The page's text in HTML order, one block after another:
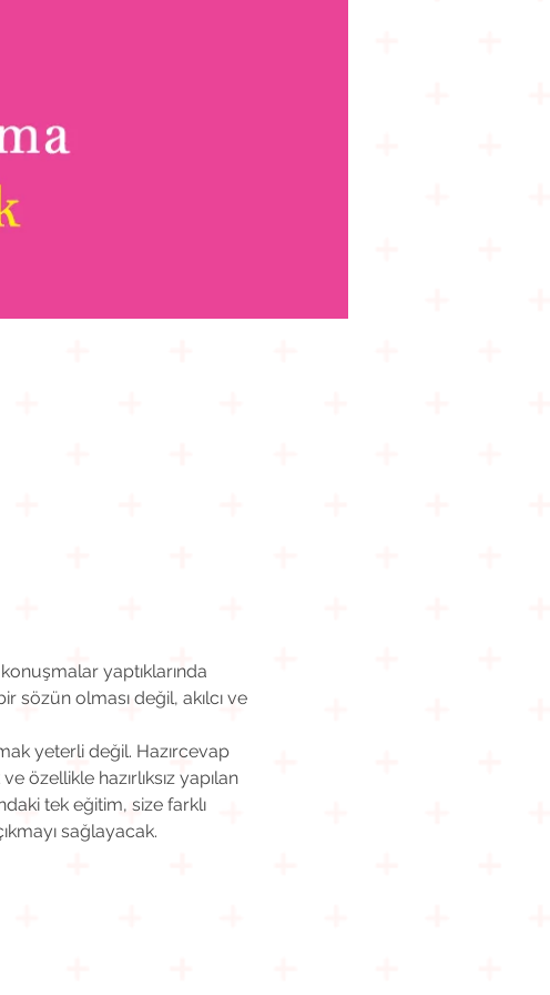
yaptıklarında
sözün olması değil, akılcı ve
yeterli değil. Hazırcevap
özellikle hazırlıksız yapılan
tek eğitim, size farklı
sağlayacak.